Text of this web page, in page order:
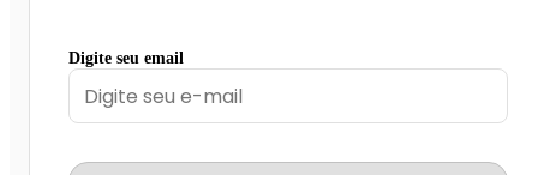
Digite seu email